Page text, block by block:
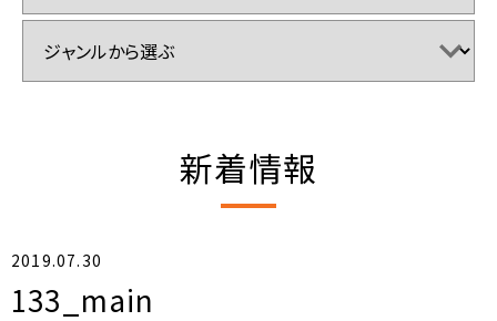
新着情報
2019.07.30
133_main